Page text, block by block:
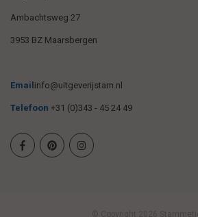
Ambachtsweg 27
3953 BZ Maarsbergen
Emailinfo@uitgeverijstam.nl
Telefoon +31 (0)343 - 45 24 49